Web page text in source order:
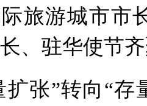
际旅游城市市
、驻华使节
扩张”转向“存